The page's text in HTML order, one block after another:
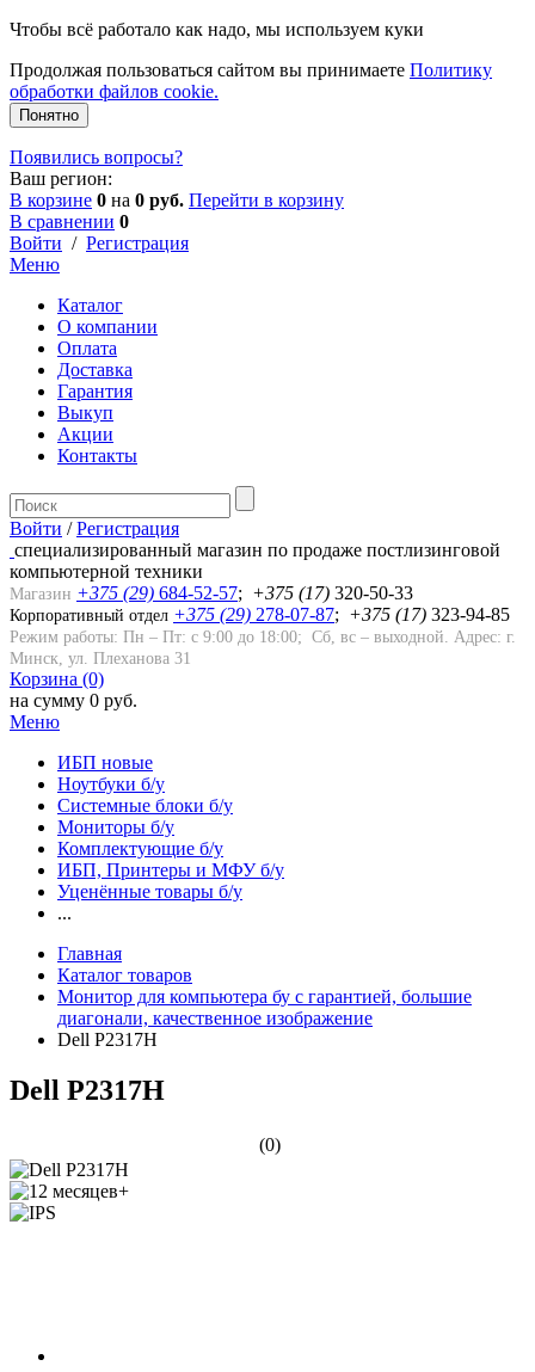
Чтобы всё работало как надо, мы используем куки
Продолжая пользоваться сайтом вы принимаете Политику
обработки файлов cookie.
Понятно
Появились вопросы?
Ваш регион:
В корзине 0 на 0 руб. Перейти в корзину
В сравнении 0
Войти / Регистрация
Меню
Каталог
О компании
Оплата
Доставка
Гарантия
Выкуп
Акции
Контакты
Войти / Регистрация
cпециализированный магазин по продаже постлизинговой
компьютерной техники
Магазин +375 (29) 684-52-57; +375 (17) 320-50-33
Корпоративный отдел +375 (29) 278-07-87; +375 (17) 323-94-85
Режим работы: Пн – Пт: с 9:00 до 18:00; Сб, вс – выходной. Адрес: г.
Минск, ул. Плеханова 31
Корзина (0)
на сумму 0 руб.
Меню
ИБП новые
Ноутбуки б/у
Системные блоки б/у
Мониторы б/у
Комплектующие б/у
ИБП, Принтеры и МФУ б/у
Уценённые товары б/у
...
Главная
Каталог товаров
Монитор для компьютера бу с гарантией, большие
диагонали, качественное изображение
Dell P2317H
Dell P2317H
(0)